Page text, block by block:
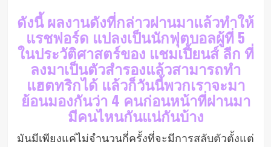
ดังนี้ ผลงานดังที่กล่าวผ่านมาแล้วทำให้
แรชฟอร์ด แปลงเป็นนักฟุตบอลผู้ที่ 5
ในประวัติศาสตร์ของ แชมเปี้ยนส์ ลีก ที่
ลงมาเป็นตัวสำรองแล้วสามารถทำ
แฮตทริกได้ แล้วก็วันนี้พวกเราจะมา
ย้อนมองกันว่า 4 คนก่อนหน้าที่ผ่านมา
มีคนไหนกันแน่กันบ้าง
มันมีเพียงแค่ไม่จำนวนกี่ครั้งที่จะมีการสลับตัวตั้งแต่